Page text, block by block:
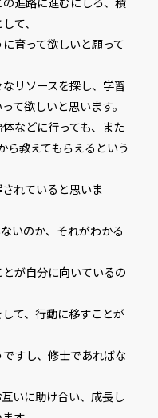
て、
育って欲しいと願って
リソースを探し、学習
て欲しいと思います。
などに行っても、また
ら教えてもらえるという
れていると思いま
いのか、それがわかる
が自分に向いているの
て、行動に移すことが
すし、修士であればな
いに助け合い、成長し